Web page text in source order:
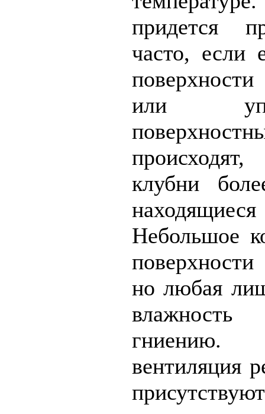
придется
часто, если
или
клубни
Небольшое
но любая
вентиляция